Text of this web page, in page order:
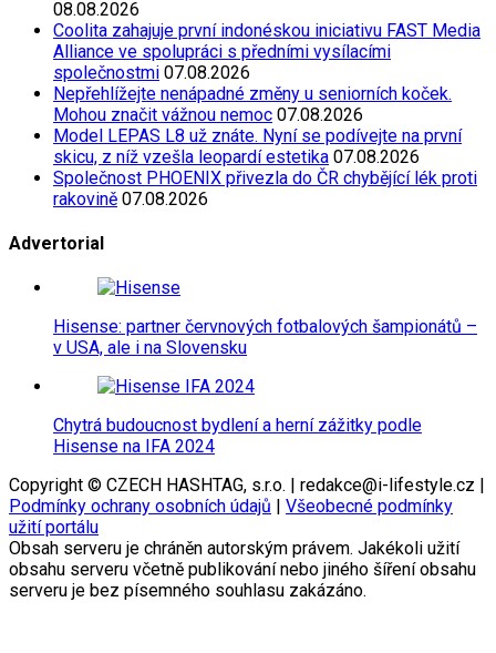
08.08.2026
Coolita zahajuje první indonéskou iniciativu FAST Media
Alliance ve spolupráci s předními vysílacími
společnostmi 07.08.2026
Nepřehlížejte nenápadné změny u seniorních koček.
Mohou značit vážnou nemoc 07.08.2026
Model LEPAS L8 už znáte. Nyní se podívejte na první
skicu, z níž vzešla leopardí estetika 07.08.2026
Společnost PHOENIX přivezla do ČR chybějící lék proti
rakovině 07.08.2026
Advertorial
Hisense: partner červnových fotbalových šampionátů –
v USA, ale i na Slovensku
Chytrá budoucnost bydlení a herní zážitky podle
Hisense na IFA 2024
Copyright © CZECH HASHTAG, s.r.o. | redakce@i-lifestyle.cz |
Podmínky ochrany osobních údajů
Všeobecné podmínky
užití portálu
Obsah serveru je chráněn autorským právem. Jakékoli užití
obsahu serveru včetně publikování nebo jiného šíření obsahu
serveru je bez písemného souhlasu zakázáno.